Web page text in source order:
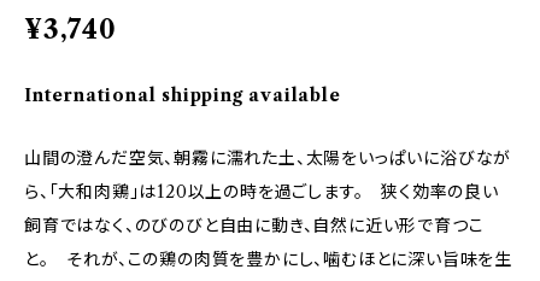
¥3,740
International shipping available
山間の澄んだ空気、朝霧に濡れた土、太陽をいっぱいに浴びなが
ら、「大和肉鶏」は120以上の時を過ごします。 狭く効率の良い
飼育ではなく、のびのびと自由に動き、自然に近い形で育つこ
と。 それが、この鶏の肉質を豊かにし、噛むほとに深い旨味を生